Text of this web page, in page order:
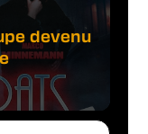
devenu